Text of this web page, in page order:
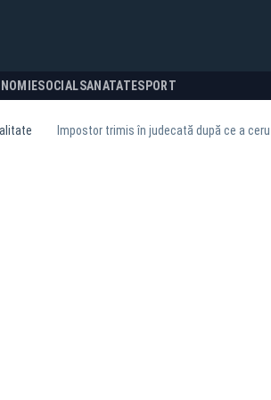
SOCIALSANATATESPORT
Impostor trimis în judecată după ce a